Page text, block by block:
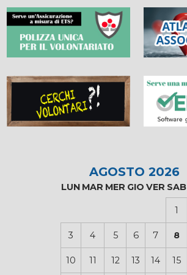
AGOSTO 2026
LUN MAR MER GIO VER SAB
1
3 4 5 6 7 8
10 11 12 13 14 15